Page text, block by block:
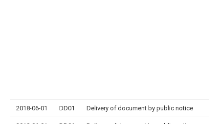
2018-06-01 DD01 Delivery of document by public notice